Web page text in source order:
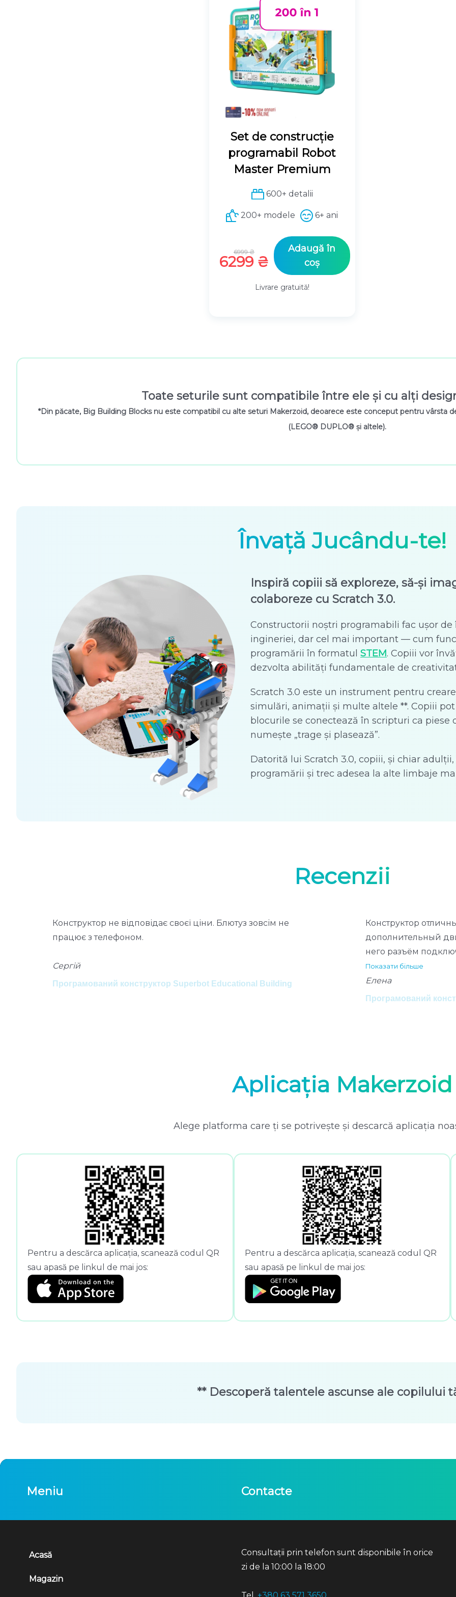
Set de construcție
programabil Robot
Master Premium
600+ detalii
200+ modele 6+ ani
6999₴Prețul
inițial
fost:
6299 ₴Prețul
curent
este:
Adaugă în
coș
Livrare gratuită!
Toate seturile sunt compatibile între ele și cu alți
*Din păcate, Big Building Blocks nu este compatibil cu alte seturi Makerzoid, deoarece este conceput pentru vârsta
(LEGO® DUPLO® și altele).
Învață Jucându-te!
Inspiră copiii să exploreze, să-și
colaboreze cu Scratch 3.0.
Constructorii noștri programabili fac ușor
ingineriei, dar cel mai important — cum
programării în formatul STEM. Copiii vor
dezvolta abilități fundamentale de
Scratch 3.0 este un instrument pentru
simulări, animații și multe altele **. Copiii
blocurile se conectează în scripturi ca piese
numește „trage și plasează”.
Datorită lui Scratch 3.0, copiii, și chiar
programării și trec adesea la alte limbaje
Recenzii
Конструктор не відповідає своєї ціни. Блютуз зовсім не
працює з телефоном.
Сергій
Програмований конструктор Superbot Educational Building
Конструктор
дополнительный
него разъём
Показати більше
Елена
Програмований
Aplicația Makerzoid
Alege platforma care ți se potrivește și descarcă aplicația
Pentru a descărca aplicația, scanează codul QR
sau apasă pe linkul de mai jos:
Pentru a descărca aplicația, scanează codul QR
sau apasă pe linkul de mai jos:
** Descoperă talentele ascunse ale copilului
Meniu
Acasă
Magazin
Contacte
Consultații prin telefon sunt disponibile în orice
zi de la 10:00 la 18:00
Tel.+380 63 571 3650